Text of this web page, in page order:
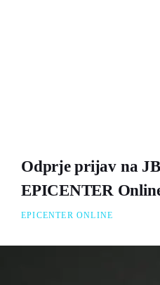
Odprje prijav na
EPICENTER
EPICENTER ONLINE